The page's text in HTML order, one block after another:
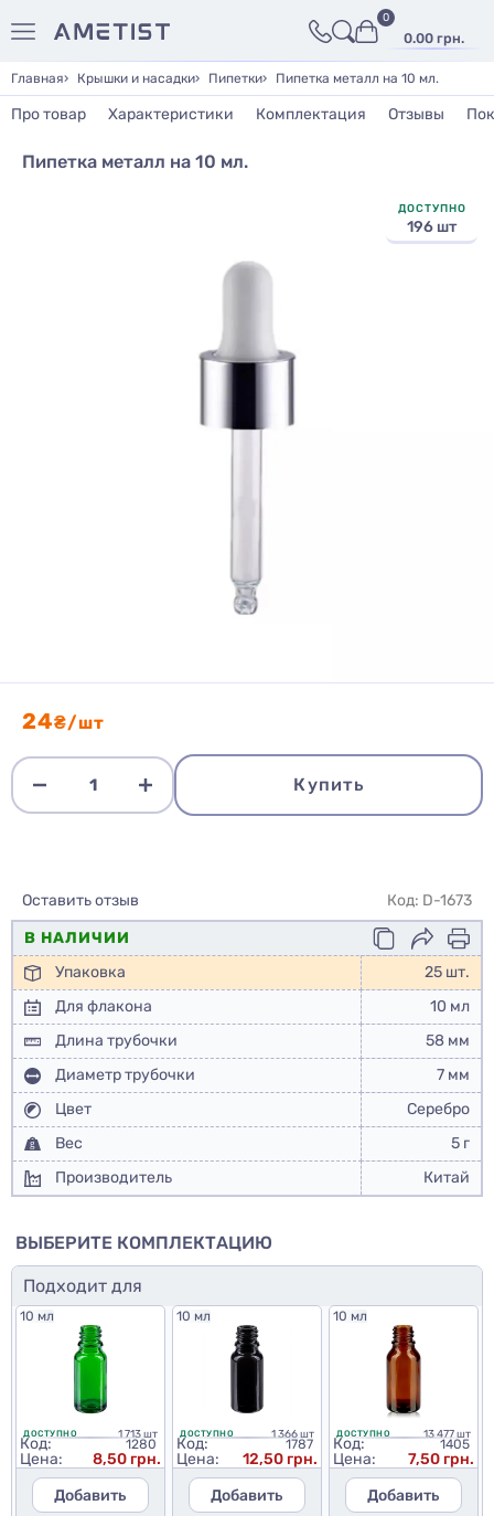
0.00 грн.
0
Главная Крышки и насадки Пипетки Пипетка металл на 10 мл.
Про товар Характеристики Комплектация Отзывы
Пипетка металл на 10 мл.
ДОСТУПНО
196 шт
24₴/шт
Купить
Оставить отзыв
Код: D-1673
В НАЛИЧИИ
Упаковка
25 шт.
Для флакона
10 мл
Длина трубочки
58 мм
Диаметр трубочки
7 мм
Цвет
Серебро
Вес
5 г
Производитель
Китай
ВЫБЕРИТЕ КОМПЛЕКТАЦИЮ
Подходит для
10 мл
ДОСТУПНО 1 713 шт
Код: 1280
Цена:
8,50 грн.
Добавить
10 мл
ДОСТУПНО 1 366 шт
Код: 1787
Цена:
12,50 грн.
Добавить
10 мл
ДОСТУПНО 13 477 шт
Код: 1405
Цена:
7,50 грн.
Добавить